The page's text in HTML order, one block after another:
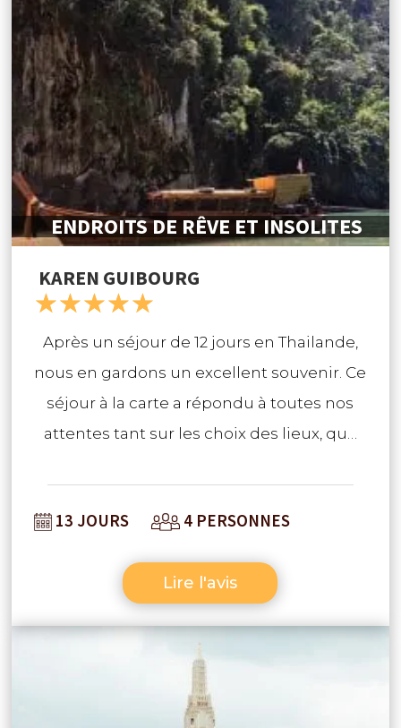
ENDROITS DE RÊVE ET INSOLITES
KAREN GUIBOURG
☆☆☆☆☆
Après un séjour de 12 jours en Thailande,
nous en gardons un excellent souvenir. Ce
séjour à la carte a répondu à toutes nos
attentes tant sur les choix des lieux, que
dont certaines totalement hors des
extrême gentillesse et nous avons été
à Bangkok a marqué le début de nos
vacances et nous avons adoré! Tous les
13 JOURS 4 PERSONNES
Lire l'avis